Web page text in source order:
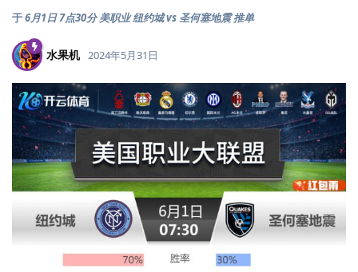
于6月1日 7点30分 美职业 纽约城 vs 圣何塞地震 推单
水果机 2024年5月31日